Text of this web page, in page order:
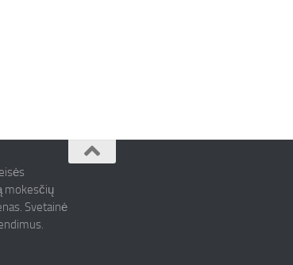
mokesčių
Svetainė